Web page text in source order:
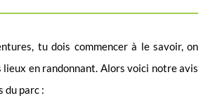
tu dois commencer à le savoir, on
en randonnant. Alors voici notre avis
du parc :